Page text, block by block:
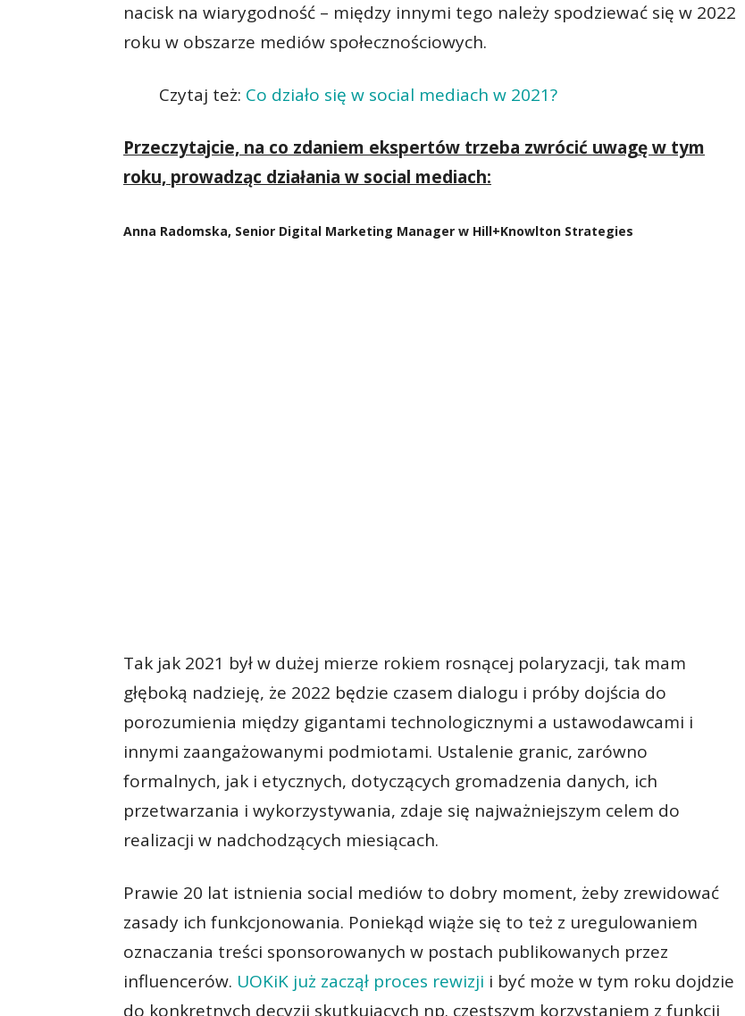
nacisk na wiarygodność – między innymi tego należy spodziewać się w 2022
roku w obszarze mediów społecznościowych.
Czytaj też: Co działo się w social mediach w 2021?
Przeczytajcie, na co zdaniem ekspertów trzeba zwrócić uwagę w tym
roku, prowadząc działania w social mediach:
Anna Radomska, Senior Digital Marketing Manager w Hill+Knowlton Strategies
Tak jak 2021 był w dużej mierze rokiem rosnącej polaryzacji, tak mam
głęboką nadzieję, że 2022 będzie czasem dialogu i próby dojścia do
porozumienia między gigantami technologicznymi a ustawodawcami i
innymi zaangażowanymi podmiotami. Ustalenie granic, zarówno
formalnych, jak i etycznych, dotyczących gromadzenia danych, ich
przetwarzania i wykorzystywania, zdaje się najważniejszym celem do
realizacji w nadchodzących miesiącach.
Prawie 20 lat istnienia social mediów to dobry moment, żeby zrewidować
zasady ich funkcjonowania. Poniekąd wiąże się to też z uregulowaniem
oznaczania treści sponsorowanych w postach publikowanych przez
influencerów. UOKiK już zaczął proces rewizji i być może w tym roku dojdzie
do konkretnych decyzji skutkujących np. częstszym korzystaniem z funkcji